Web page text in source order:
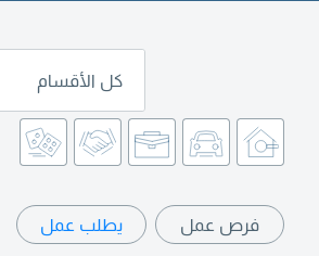
كل الأقسام
فرص عمل يطلب عمل